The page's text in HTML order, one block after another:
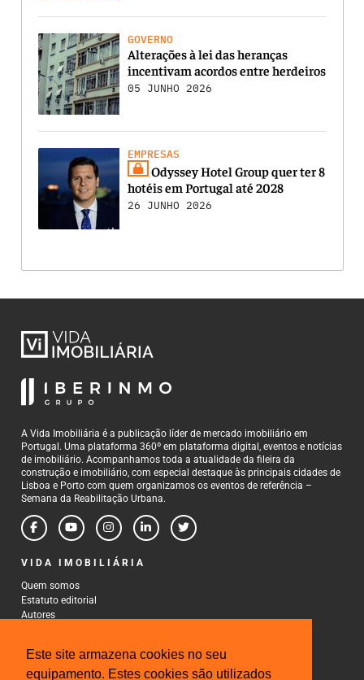
Este site armazena cookies no seu
equipamento. Estes cookies são utilizados
GOVERNO
Alterações à lei das heranças
incentivam acordos entre herdeiros
05 JUNHO 2026
EMPRESAS
Odyssey Hotel Group quer ter 8
hotéis em Portugal até 2028
26 JUNHO 2026
A Vida Imobiliária é a publicação líder de mercado imobiliário em
Portugal. Uma plataforma 360º em plataforma digital, eventos e notícias
de imobiliário. Acompanhamos toda a atualidade da fileira da
construção e imobiliário, com especial destaque às principais cidades de
Lisboa e Porto com quem organizamos os eventos de referência –
Semana da Reabilitação Urbana.
VIDA IMOBILIÁRIA
Quem somos
Estatuto editorial
Autores
CONTACTOS